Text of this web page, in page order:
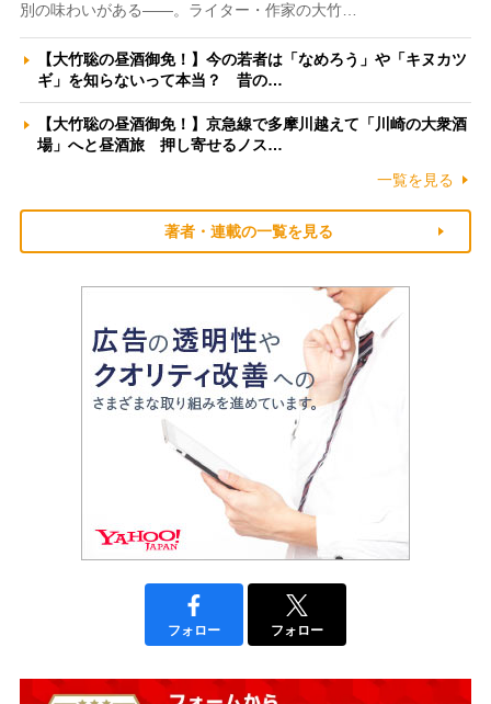
別の味わいがある――。ライター・作家の大竹…
【大竹聡の昼酒御免！】今の若者は「なめろう」や「キヌカツ
ギ」を知らないって本当？ 昔の…
【大竹聡の昼酒御免！】京急線で多摩川越えて「川崎の大衆酒
場」へと昼酒旅 押し寄せるノス…
一覧を見る
著者・連載の一覧を見る
フォロー フォロー